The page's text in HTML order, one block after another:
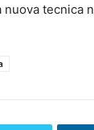
tecnica